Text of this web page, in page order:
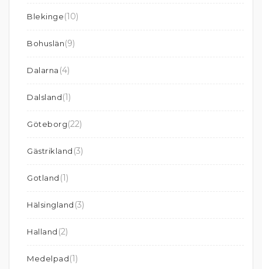
Blekinge(10)
Bohuslän(9)
Dalarna (4)
Dalsland(1)
Göteborg(22)
Gästrikland (3)
Gotland (1)
Hälsingland (3)
Halland (2)
Medelpad(1)